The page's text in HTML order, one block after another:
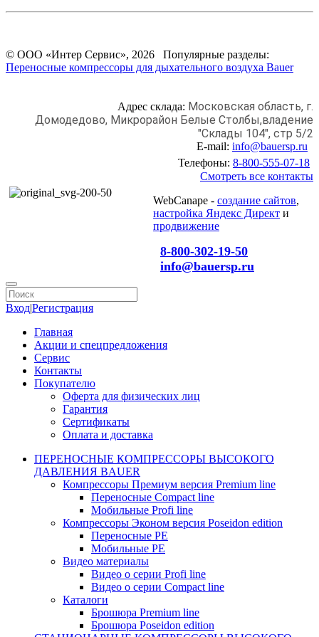
© ООО «Интер Сервис», 2026 Популярные разделы:
Переносные компрессоры для дыхательного воздуха Bauer
Адрес склада: Московская область, г.
Домодедово, Микрорайон Белые Столбы,владение
"Склады 104", стр 5/2
E-mail: info@bauersp.ru
Телефоны: 8-800-555-07-18
Смотреть все контакты
WebCanape - создание сайтов,
настройка Яндекс Директ и
продвижение
8-800-302-19-50
info@bauersp.ru
Вход|Регистрация
Главная
Акции и спецпредложения
Сервис
Контакты
Покупателю
Оферта для физических лиц
Гарантия
Сертификаты
Оплата и доставка
ПЕРЕНОСНЫЕ КОМПРЕССОРЫ ВЫСОКОГО
ДАВЛЕНИЯ BAUER
Компрессоры Премиум версия Premium line
Переносные Compact line
Мобильные Profi line
Компрессоры Эконом версия Poseidon edition
Переносные PE
Мобильные PE
Видео материалы
Видео о серии Profi line
Видео о серии Compact line
Каталоги
Брошюра Premium line
Брошюра Poseidon edition